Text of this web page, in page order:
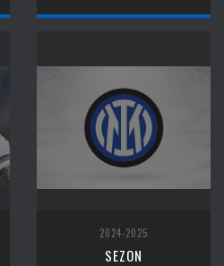
2024-2025
SEZON